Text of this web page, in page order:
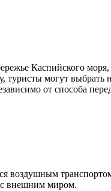
Каспийского
, туристы могут выбрать
от способа
воздушным
с внешним миром.